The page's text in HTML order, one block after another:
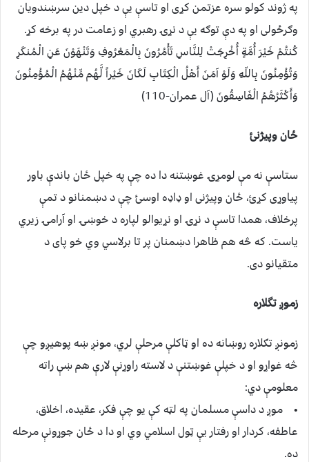
په ژوند كولو سره عزتمن كړی او تاسې یې د خپل دین سرښندویان
وګرځولی او په دې توګه يې د نړۍ رهبري او زعامت در په برخه کړ.
كُنتُمْ خَيْرَ أُمَّةٍ أُخْرِجَتْ لِلنَّاسِ تَأْمُرُونَ بِالْمَعْرُوفِ وَتَنْهَوْنَ عَنِ الْمُنكَرِ
وَتُؤْمِنُونَ بِاللّهِ وَلَوْ آمَنَ أَهْلُ الْكِتَابِ لَكَانَ خَيْراً لَّهُم مِّنْهُمُ الْمُؤْمِنُونَ
وَأَكْثَرُهُمُ الْفَاسِقُونَ (آل عمران-110)
ځان وپيژنئ
ستاسې نه مې لومړۍ غوښتنه دا ده چې په خپل ځان باندې باور
پياوړى كړئ، ځان وپیژنى او ډاډه اوسئ چې د دښمنانو د تمې
پرخلاف، همدا تاسې د نړۍ او نړیوالو لپاره د خوښۍ او آرامۍ زيري
ياست. که څه هم ظاهرا دښمنان پر تا برلاسي وي خو پای د
متقیانو دی.
زموږ تگلاره
زمونږ تګلاره روښانه ده او ټاكلې مرحلې لري، مونږ ښه پوهیږو چې
څه غواړو او د خپلې غوښتنې د لاسته راوړنې لارې هم ښې راته
معلومې دي:
• موږ د داسې مسلمان په لټه کې یو چې فکر، عقیده، اخلاق،
عاطفه، کردار او رفتار يې ټول اسلامي وي او دا د ځان جوړونې مرحله
ده.